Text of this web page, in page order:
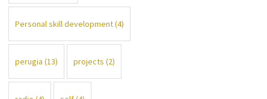
Personal skill development(4)
perugia (13) projects (2)